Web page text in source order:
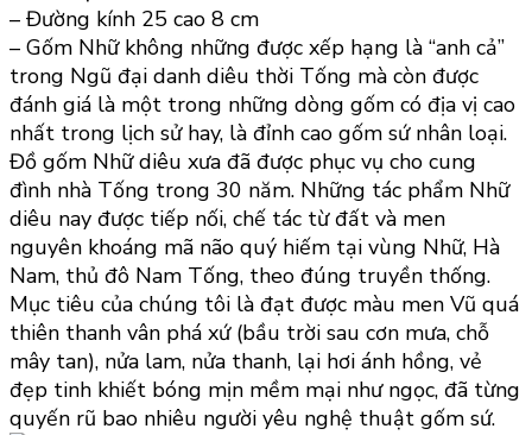
– Đường kính 25 cao 8 cm
– Gốm Nhữ không những được xếp hạng là “anh cả”
trong Ngũ đại danh diêu thời Tống mà còn được
đánh giá là một trong những dòng gốm có địa vị cao
nhất trong lịch sử hay, là đỉnh cao gốm sứ nhân loại.
Đồ gốm Nhữ diêu xưa đã được phục vụ cho cung
đình nhà Tống trong 30 năm. Những tác phẩm Nhữ
diêu nay được tiếp nối, chế tác từ đất và men
nguyên khoáng mã não quý hiếm tại vùng Nhữ, Hà
Nam, thủ đô Nam Tống, theo đúng truyền thống.
Mục tiêu của chúng tôi là đạt được màu men Vũ quá
thiên thanh vân phá xứ (bầu trời sau cơn mưa, chỗ
mây tan), nửa lam, nửa thanh, lại hơi ánh hồng, vẻ
đẹp tinh khiết bóng mịn mềm mại như ngọc, đã từng
quyến rũ bao nhiêu người yêu nghệ thuật gốm sứ.